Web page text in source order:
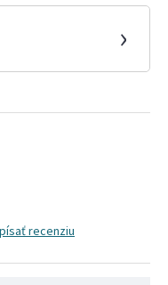
›
recenziu